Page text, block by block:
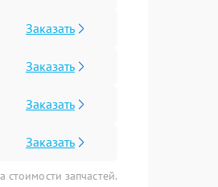
Заказать
Заказать
Заказать
Заказать
запчастей.